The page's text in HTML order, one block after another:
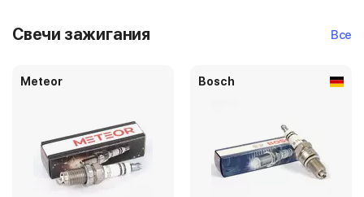
Свечи зажигания Все
Meteor Bosch